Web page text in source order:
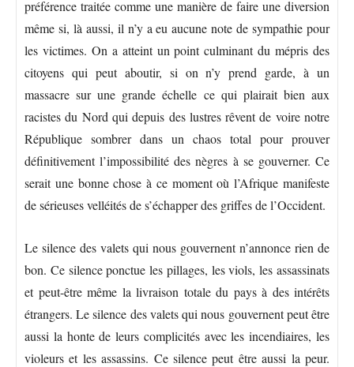
préférence traitée comme une manière de faire une diversion
même si, là aussi, il n’y a eu aucune note de sympathie pour
les victimes. On a atteint un point culminant du mépris des
citoyens qui peut aboutir, si on n’y prend garde, à un
massacre sur une grande échelle ce qui plairait bien aux
racistes du Nord qui depuis des lustres rêvent de voire notre
République sombrer dans un chaos total pour prouver
définitivement l’impossibilité des nègres à se gouverner. Ce
serait une bonne chose à ce moment où l’Afrique manifeste
de sérieuses velléités de s’échapper des griffes de l’Occident.
Le silence des valets qui nous gouvernent n’annonce rien de
bon. Ce silence ponctue les pillages, les viols, les assassinats
et peut-être même la livraison totale du pays à des intérêts
étrangers. Le silence des valets qui nous gouvernent peut être
aussi la honte de leurs complicités avec les incendiaires, les
violeurs et les assassins. Ce silence peut être aussi la peur.